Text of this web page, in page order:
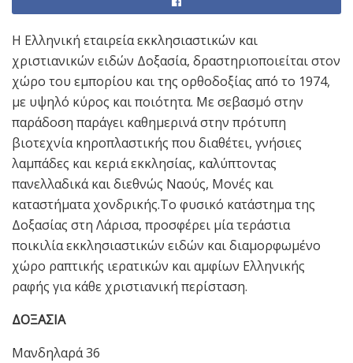
Η Ελληνική εταιρεία εκκλησιαστικών και
χριστιανικών ειδών Δοξασία, δραστηριοποιείται στον
χώρο του εμπορίου και της ορθοδοξίας από το 1974,
με υψηλό κύρος και ποιότητα. Με σεβασμό στην
παράδοση παράγει καθημερινά στην πρότυπη
βιοτεχνία κηροπλαστικής που διαθέτει, γνήσιες
λαμπάδες και κεριά εκκλησίας, καλύπτοντας
πανελλαδικά και διεθνώς Ναούς, Μονές και
καταστήματα χονδρικής.Το φυσικό κατάστημα της
Δοξασίας στη Λάρισα, προσφέρει μία τεράστια
ποικιλία εκκλησιαστικών ειδών και διαμορφωμένο
χώρο ραπτικής ιερατικών και αμφίων Ελληνικής
ραφής για κάθε χριστιανική περίσταση.
ΔΟΞΑΣΙΑ
Μανδηλαρά 36